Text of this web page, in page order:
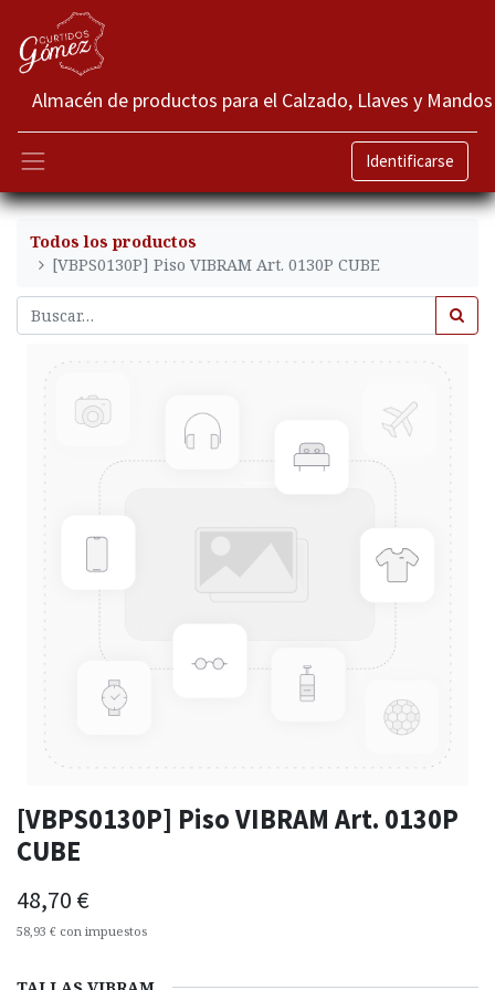
Almacén de productos para el Calzado, Llaves y Mandos
Identificarse
Todos los productos
[VBPS0130P] Piso VIBRAM Art. 0130P CUBE
[VBPS0130P] Piso VIBRAM Art. 0130P
CUBE
48,70 €
58,93 € con impuestos